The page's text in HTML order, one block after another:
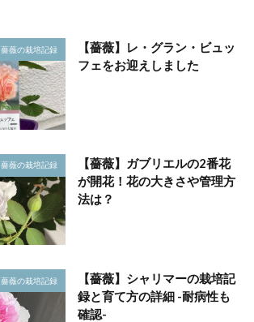
薔薇の栽培記録
【薔薇】レ・グラン・ビュッ
フェをお迎えしました
薔薇の栽培記録
【薔薇】ガブリエルの2番花
が開花！花の大きさや管理方
法は？
薔薇の栽培記録
【薔薇】シャリマーの栽培記
録と育て方の詳細 -耐病性も
確認-